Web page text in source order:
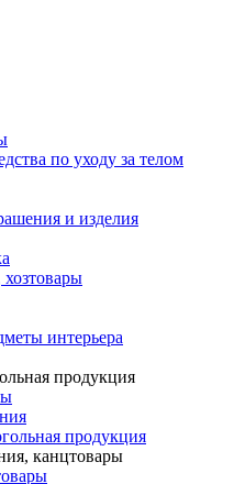
по уходу за телом
и изделия
интерьера
продукция
продукция
канцтовары